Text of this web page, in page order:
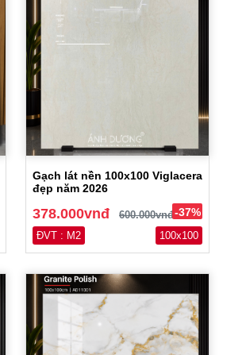
Gạch lát nền 100x100 Viglacera
đẹp năm 2026
378.000vnđ 600.000vnđ -37%
ĐVT : M2 100x100